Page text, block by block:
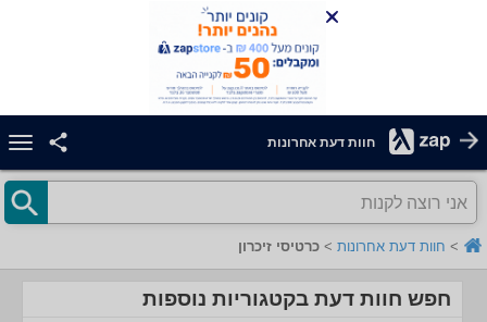
חוות דעת אחרונות
אני רוצה לקנות
> חוות דעת אחרונות > כרטיסי זיכרון
חפש חוות דעת בקטגוריות נוספות